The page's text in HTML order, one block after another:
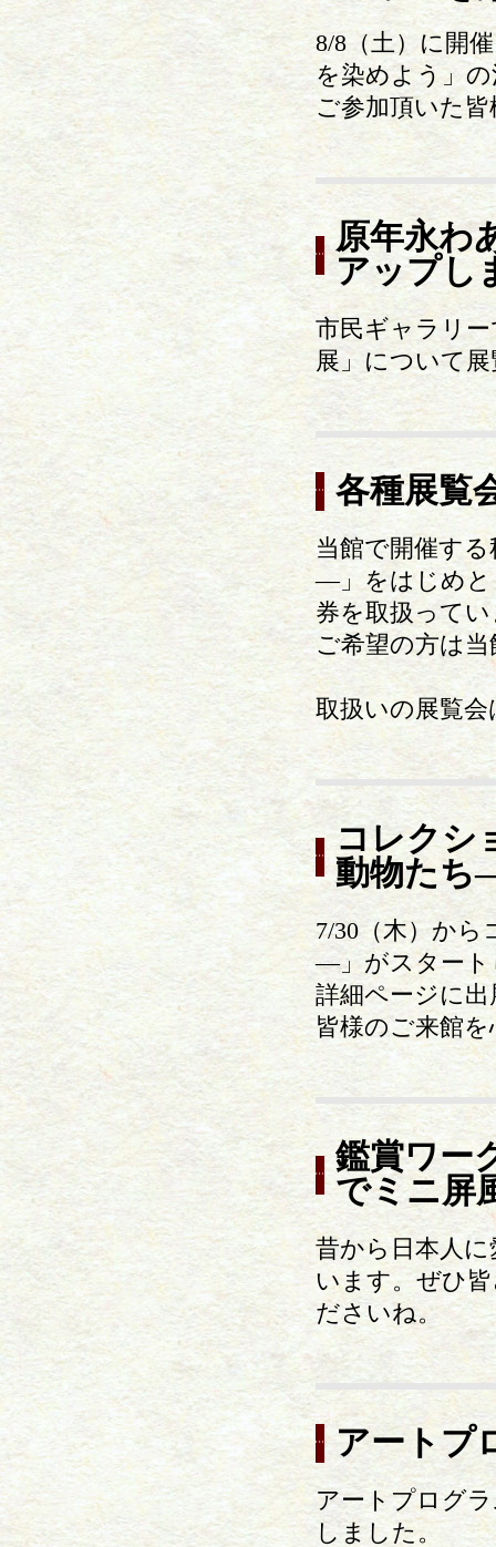
8/8（土）に開
を染めよう」
ご参加頂いた
原年永わ
アップし
市民ギャラリー
展」について
各種展覧
当館で開催す
―」をはじめと
券を取扱って
ご希望の方は
取扱いの展覧
コレクシ
動物たち
7/30（木）か
―」がスタート
詳細ページに
皆様のご来館
鑑賞ワー
でミニ屏
昔から日本人
います。ぜひ
ださいね。
アートプ
アートプログ
しました。